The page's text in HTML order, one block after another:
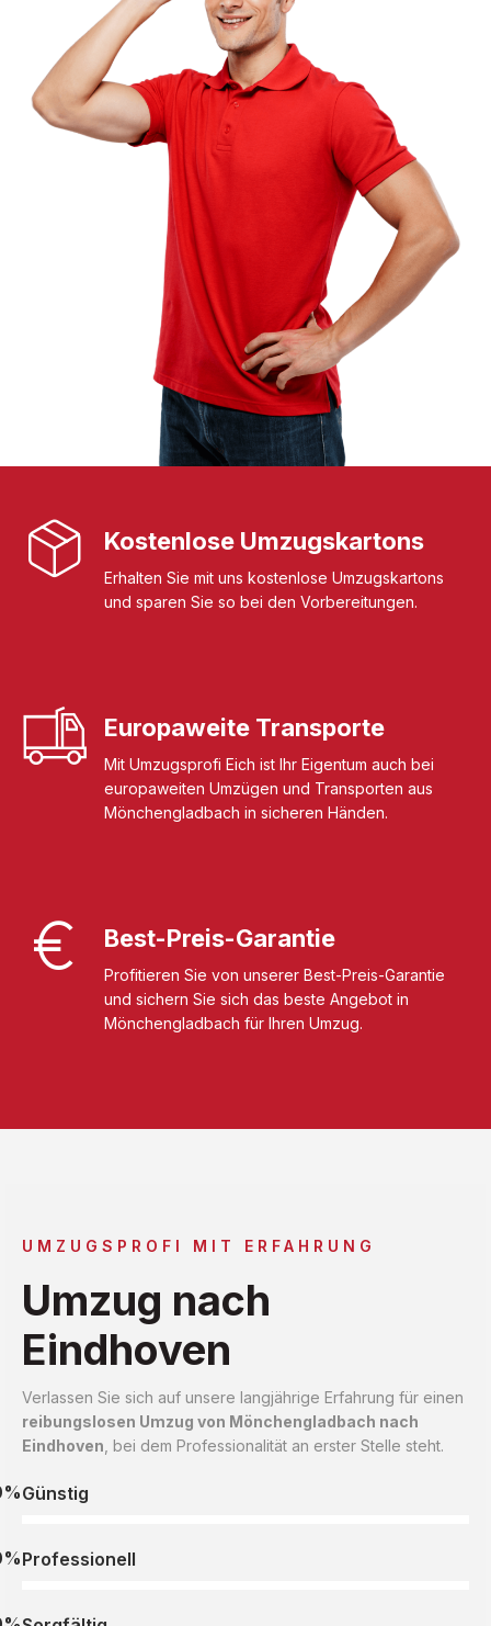
Kostenlose Umzugskartons
Erhalten Sie mit uns kostenlose Umzugskartons
und sparen Sie so bei den Vorbereitungen.
Europaweite Transporte
Mit Umzugsprofi Eich ist Ihr Eigentum auch bei
europaweiten Umzügen und Transporten aus
Mönchengladbach in sicheren Händen.
Best-Preis-Garantie
Profitieren Sie von unserer Best-Preis-Garantie
und sichern Sie sich das beste Angebot in
Mönchengladbach für Ihren Umzug.
UMZUGSPROFI MIT ERFAHRUNG
Umzug nach
Eindhoven
Verlassen Sie sich auf unsere langjährige Erfahrung für einen
reibungslosen Umzug von Mönchengladbach nach
Eindhoven , bei dem Professionalität an erster Stelle steht.
Günstig
Professionell